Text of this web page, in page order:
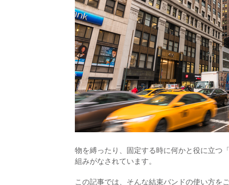
物を縛ったり、固定する時に何かと役に立つ
組みがなされています。
この記事では、そんな結束バンドの使い方を